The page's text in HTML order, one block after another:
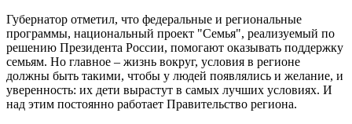
Губернатор отметил, что федеральные и региональные
программы, национальный проект "Семья", реализуемый по
решению Президента России, помогают оказывать поддержку
семьям. Но главное – жизнь вокруг, условия в регионе
должны быть такими, чтобы у людей появлялись и желание, и
уверенность: их дети вырастут в самых лучших условиях. И
над этим постоянно работает Правительство региона.